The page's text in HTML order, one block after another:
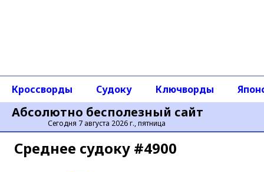
Абсолютно бесполезный сайт
Сегодня 7 августа 2026 г., пятница
Кроссворды Судоку Ключворды
Среднее cудоку #4900